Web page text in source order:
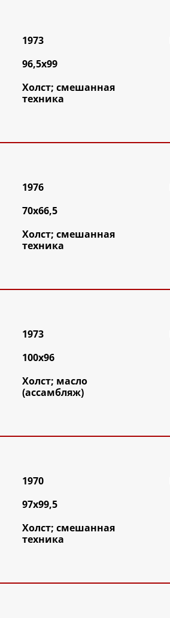
1973
96,5х99
Холст; смешанная
техника
1976
70х66,5
Холст; смешанная
техника
1973
100х96
Холст; масло
(ассамбляж)
1970
97х99,5
Холст; смешанная
техника